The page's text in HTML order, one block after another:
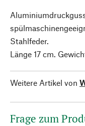
Stahlfeder.
Länge 17 cm.
Weitere Artikel von
Frage zum